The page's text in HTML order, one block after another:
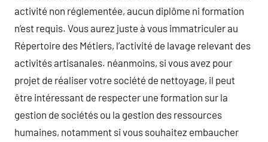
activité non réglementée, aucun diplôme ni formation
n’est requis. Vous aurez juste à vous immatriculer au
Répertoire des Métiers, l’activité de lavage relevant des
activités artisanales. néanmoins, si vous avez pour
projet de réaliser votre société de nettoyage, il peut
être intéressant de respecter une formation sur la
gestion de sociétés ou la gestion des ressources
humaines, notamment si vous souhaitez embaucher